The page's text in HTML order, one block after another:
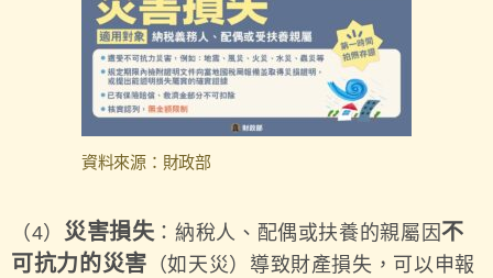
資料來源：財政部
（4） 災害損失：納稅人、配偶或扶養的親屬因 不
可抗力的災害 （如天災）導致財產損失，可以申報